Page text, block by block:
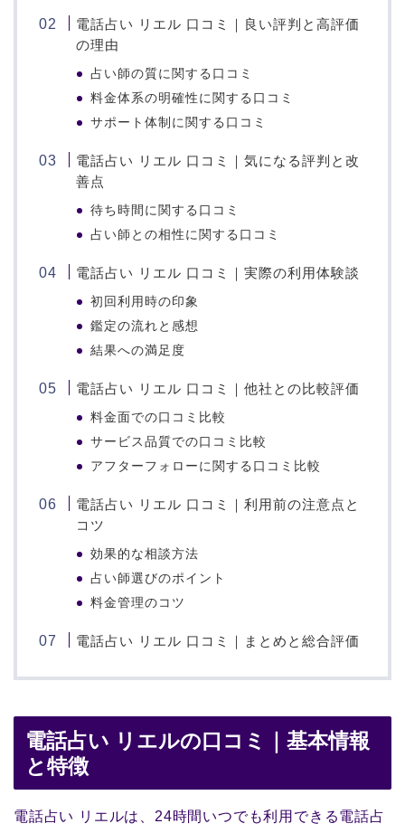
電話占い リエル 口コミ｜良い評判と高評価
の理由
占い師の質に関する口コミ
料金体系の明確性に関する口コミ
サポート体制に関する口コミ
電話占い リエル 口コミ｜気になる評判と改
善点
待ち時間に関する口コミ
占い師との相性に関する口コミ
電話占い リエル 口コミ｜実際の利用体験談
初回利用時の印象
鑑定の流れと感想
結果への満足度
電話占い リエル 口コミ｜他社との比較評価
料金面での口コミ比較
サービス品質での口コミ比較
アフターフォローに関する口コミ比較
電話占い リエル 口コミ｜利用前の注意点と
コツ
効果的な相談方法
占い師選びのポイント
料金管理のコツ
電話占い リエル 口コミ｜まとめと総合評価
電話占い リエルの口コミ｜基本情報
と特徴
電話占い リエルは、24時間いつでも利用できる電話占